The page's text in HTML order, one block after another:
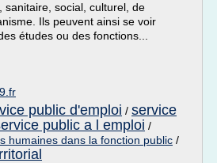
sanitaire, social, culturel, de
Ils peuvent ainsi se voir
études ou des fonctions...
public d'emploi / service
public a l emploi /
humaines dans la fonction public /